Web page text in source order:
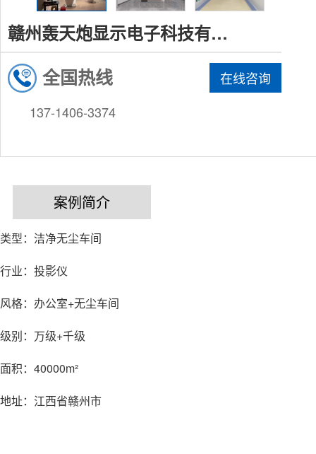
赣州轰天炮显示电子科技有限公司
在线咨询
全国热线
137-1406-3374
案例简介
类型：洁净无尘车间
行业：投影仪
风格：办公室+无尘车间
级别：万级+千级
面积：40000m²
地址：江西省赣州市